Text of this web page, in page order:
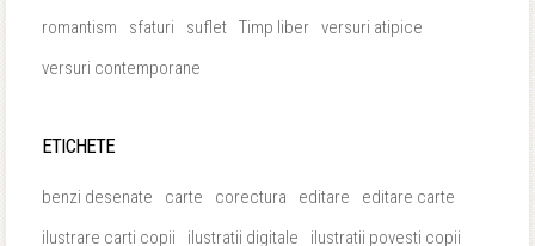
romantism
sfaturi suflet Timp liber versuri atipice
versuri contemporane
ETICHETE
benzi desenate carte corectura editare
editare carte
ilustrare carti copii
ilustratii digitale
ilustratii povesti copii